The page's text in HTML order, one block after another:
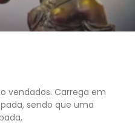
vendados. Carrega em
sendo que uma